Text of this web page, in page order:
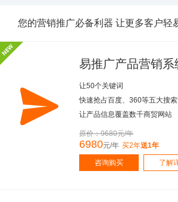
您的营销推广必备利器 让更多客户轻
易推广产品营销系
让50个关键词
快速抢占百度、360等五大搜
让产品信息覆盖数千商贸网站
原价：9680元/年
6980元/年 买2年送1年
咨询购买 了解